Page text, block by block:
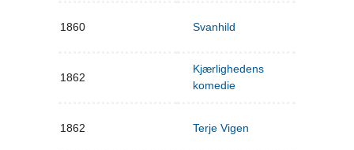
1860 Svanhild
1862
Kjærlighedens
komedie
1862 Terje Vigen